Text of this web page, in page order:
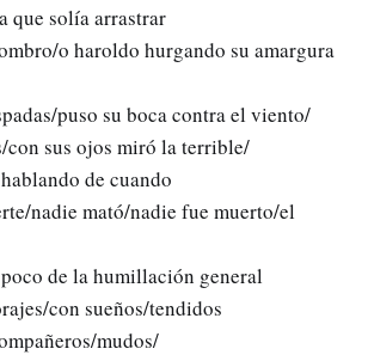
que solía arrastrar
o haroldo hurgando su amargura
puso su boca contra el viento/
sus ojos miró la terrible/
de cuando
nadie mató/nadie fue muerto/el
de la humillación general
con sueños/tendidos
mudos/